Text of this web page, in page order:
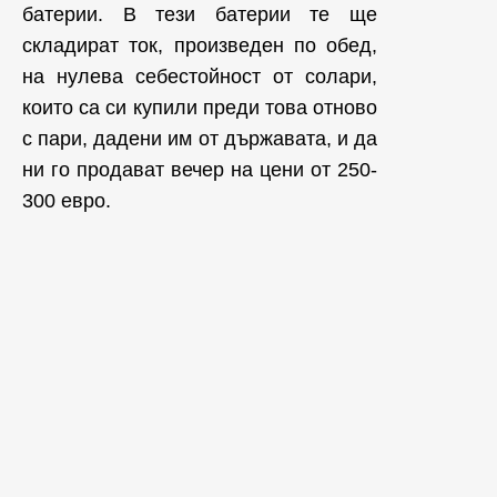
батерии. В тези батерии те ще
складират ток, произведен по обед,
на нулева себестойност от солари,
които са си купили преди това отново
с пари, дадени им от държавата, и да
ни го продават вечер на цени от 250-
300 евро.